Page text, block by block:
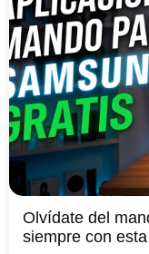
Olvídate del
siempre con